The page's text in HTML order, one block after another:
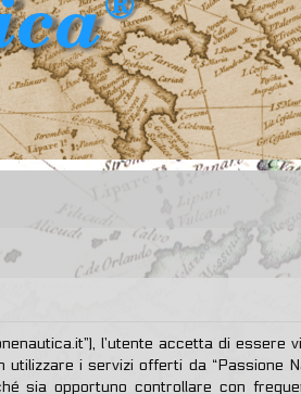
l’utente accetta di essere
utilizzare i servizi offerti da “Passione
sia opportuno controllare con